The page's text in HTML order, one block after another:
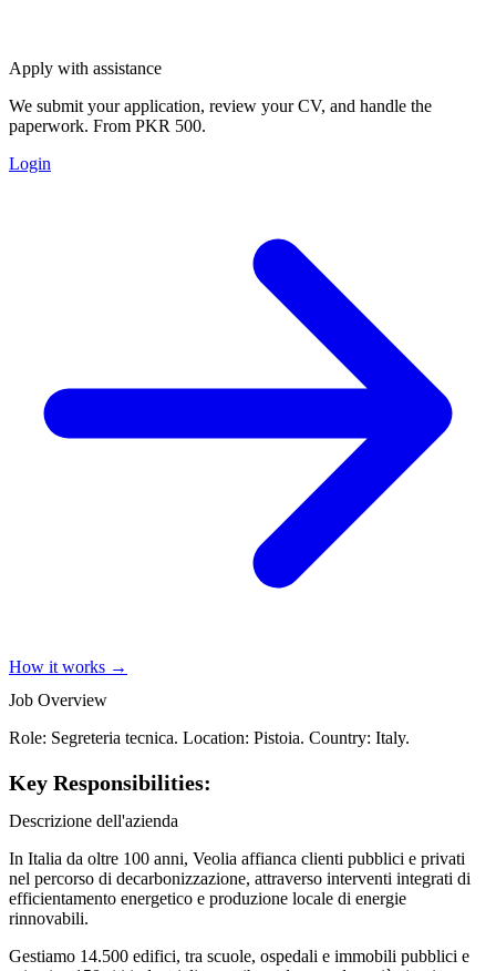
Apply with assistance
We submit your application, review your CV, and handle the
paperwork. From PKR 500.
Login
How it works →
Job Overview
Role: Segreteria tecnica. Location: Pistoia. Country: Italy.
Key Responsibilities:
Descrizione dell'azienda
In Italia da oltre 100 anni, Veolia affianca clienti pubblici e privati
nel percorso di decarbonizzazione, attraverso interventi integrati di
efficientamento energetico e produzione locale di energie
rinnovabili.
Gestiamo 14.500 edifici, tra scuole, ospedali e immobili pubblici e